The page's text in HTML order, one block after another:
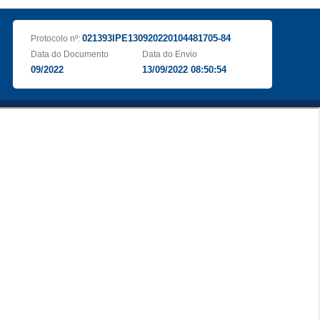
Protocolo nº: 021393IPE130920220104481705-84
Data do Documento
09/2022
Data do Envio
13/09/2022 08:50:54